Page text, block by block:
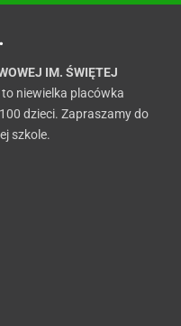
IM. ŚWIĘTEJ
to niewielka placówka
dzieci. Zapraszamy do
szkole.